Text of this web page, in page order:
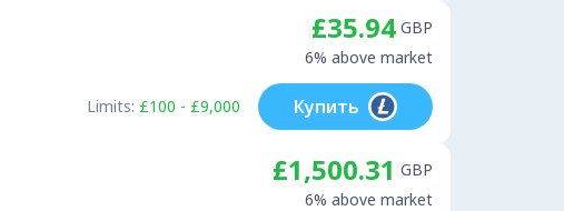
£35.94 GBP
6% above market
Limits: £100 - £9,000 Купить
£1,500.31 GBP
6% above market